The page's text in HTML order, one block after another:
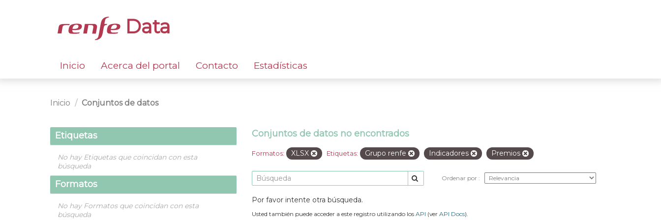
Data
Inicio Acerca del portal Contacto Estadísticas
Inicio Conjuntos de datos
Etiquetas
No hay Etiquetas que coincidan con esta
búsqueda
Formatos
No hay Formatos que coincidan con esta
búsqueda
Conjuntos de datos no encontrados
Formatos: XLSX Etiquetas: Grupo renfe Indicadores Premios
Ordenar por
Por favor intente otra búsqueda.
Usted también puede acceder a este registro utilizando los API (ver API Docs).